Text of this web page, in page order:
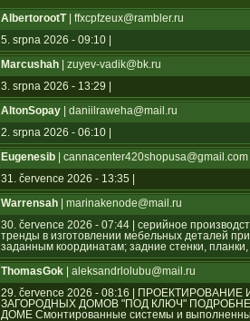
AlbertorootT| ffxcpfzeux@rambler.ru
5. srpna 2026 - 09:10 |
Marcushah | zuyev-vadik@bk.ru
3. srpna 2026 - 13:29 |
AltonSopay | daniilraweha@mail.ru
2. srpna 2026 - 06:10 |
Eugenesib | cannacenter420shopusa@gmail.com
31. července 2026 - 13:35 |
Warrensah | marinakenode@mail.ru
30. července 2026 - 07:44 | серийное
тренды в изготовлении мебельных деталей
заданным координатам; задние стенки,
ThomasGok | aleksandrlolubu@mail.ru
29. července 2026 - 08:16 |
ЗАГОРОДНЫХ ДОМОВ "ПОД КЛЮЧ"
ДОМЕ Смонтированные системы и